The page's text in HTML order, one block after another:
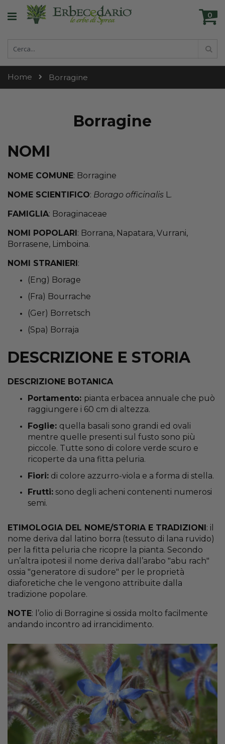
to
Content
0
Home Borragine
Borragine
NOMI
NOME COMUNE: Borragine
NOME SCIENTIFICO: Borago officinalis L.
FAMIGLIA: Boraginaceae
NOMI POPOLARI : Borrana, Napatara, Vurrani,
Borrasene, Limboina.
NOMI STRANIERI :
(Eng) Borage
(Fra) Bourrache
(Ger) Borretsch
(Spa) Borraja
DESCRIZIONE E STORIA
DESCRIZIONE BOTANICA
Portamento: pianta erbacea annuale che può
raggiungere i 60 cm di altezza.
Foglie: quella basali sono grandi ed ovali
mentre quelle presenti sul fusto sono più
piccole. Tutte sono di colore verde scuro e
ricoperte da una fitta peluria.
Fiori: di colore azzurro-viola e a forma di stella.
Frutti: sono degli acheni contenenti numerosi
semi.
ETIMOLOGIA DEL NOME/STORIA E TRADIZIONI : il
nome deriva dal latino borra (tessuto di lana ruvido)
per la fitta peluria che ricopre la pianta. Secondo
un’altra ipotesi il nome deriva dall’arabo "abu rach"
ossia "generatore di sudore" per le proprietà
diaforetiche che le vengono attribuite dalla
tradizione popolare.
NOTE: l’olio di Borragine si ossida molto facilmente
andando incontro ad irrancidimento.